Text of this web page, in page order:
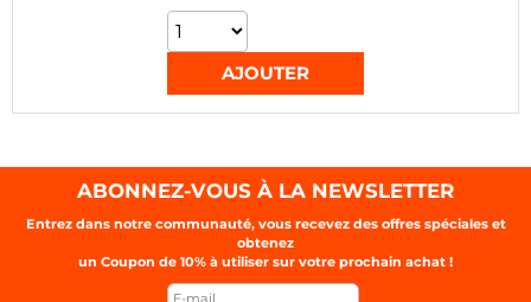
ABONNEZ-VOUS À LA NEWSLETTER
Entrez dans notre communauté, vous recevez des offres spéciales et
obtenez
un Coupon de 10% à utiliser sur votre prochain achat !